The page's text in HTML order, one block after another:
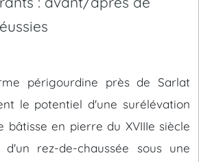
périgourdine près de Sarlat
le potentiel d'une surélévation
bâtisse en pierre du XVIIIe siècle
rez-de-chaussée sous une